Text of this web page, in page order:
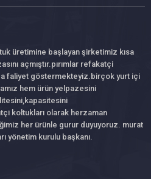
üretimine başlayan şirketimiz kısa
açmıştır.pırımlar refakatçi
faliyet göstermekteyiz.birçok yurt içi
hem ürün yelpazesini
koltukları olarak herzaman
her ürünle gurur duyuyoruz. murat
yönetim kurulu başkanı.